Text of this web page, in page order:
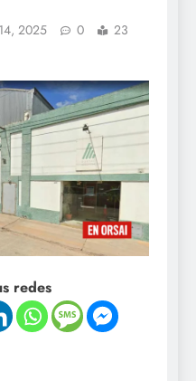
2025 0
23
redes